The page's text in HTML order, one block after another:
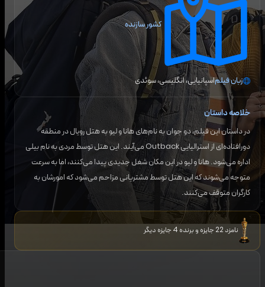
کشور سازنده
زبان فیلماسپانیایی، انگلیسی، سوئدی
خلاصه داستان
در داستان این فیلم، دو جوان به نام‌های هانا و لیو به هتل رویال در منطقه
دورافتاده‌ای از استرالیایی Outback می‌آیند. این هتل توسط مردی به نام بیلی
اداره می‌شود. هانا و لیو در این مکان شغل جدیدی پیدا می‌کنند، اما به سرعت
متوجه می‌شوند که این هتل توسط مشتریانی مزاحم می‌شود که امورشان به
کارگران متوقف می‌کنند.
نامزد 22 جایزه و برنده 4 جایزه دیگر